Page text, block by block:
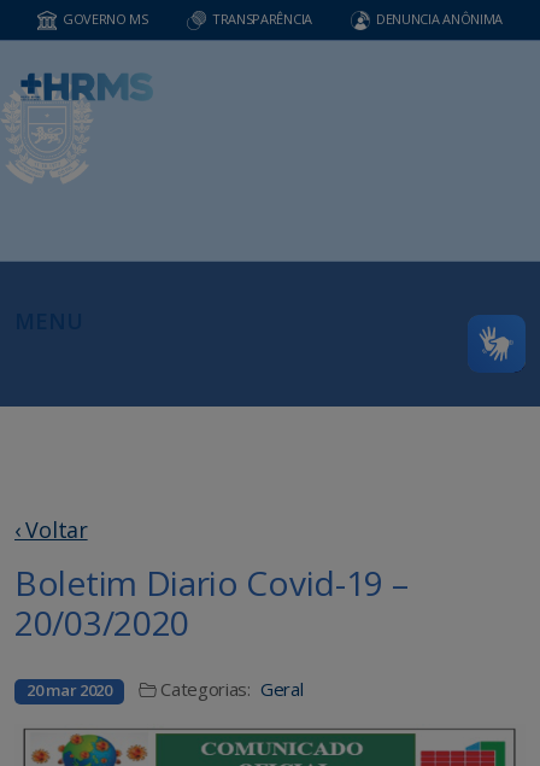
GOVERNO MS TRANSPARÊNCIA DENUNCIA ANÔNIMA
‹ Voltar
Boletim Diario Covid-19 –
20/03/2020
20 mar 2020 Categorias: Geral